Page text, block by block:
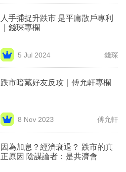
人手捕捉升跌市 是平庸散戶專利
｜錢琛專欄
5 Jul 2024 錢琛
跌市暗藏好友反攻｜傅允軒專欄
8 Nov 2023 傅允軒
因為加息？經濟衰退？ 跌市的真
正原因 陰謀論者：是共濟會